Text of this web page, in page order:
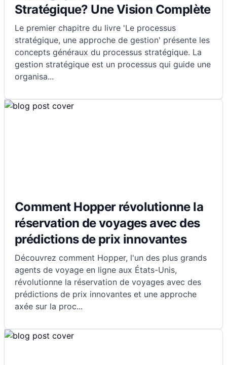
Stratégique? Une Vision Complète
Le premier chapitre du livre 'Le processus
stratégique, une approche de gestion' présente les
concepts généraux du processus stratégique. La
gestion stratégique est un processus qui guide une
organisa...
Comment Hopper révolutionne la
réservation de voyages avec des
prédictions de prix innovantes
Découvrez comment Hopper, l'un des plus grands
agents de voyage en ligne aux États-Unis,
révolutionne la réservation de voyages avec des
prédictions de prix innovantes et une approche
axée sur la proc...